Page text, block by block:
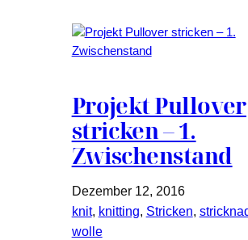
Projekt Pullover
stricken – 1.
Zwischenstand
Dezember 12, 2016
knit, knitting, Stricken,
wolle